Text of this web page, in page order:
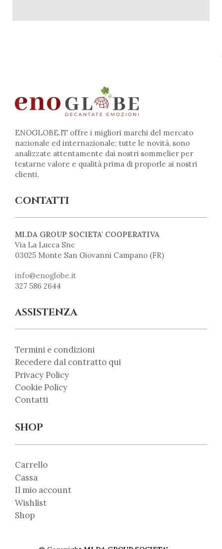
ENOGLOBE.IT offre i migliori marchi del mercato
nazionale ed internazionale; tutte le novità, sono
analizzate attentamente dai nostri sommelier per
testarne valore e qualità prima di proporle ai nostri
clienti.
CONTATTI
MI.DA GROUP SOCIETA' COOPERATIVA
Via La Lucca Snc
03025 Monte San Giovanni Campano (FR)
info@enoglobe.it
327 586 2644
ASSISTENZA
Termini e condizioni
Recedere dal contratto qui
Privacy Policy
Cookie Policy
Contatti
SHOP
Carrello
Cassa
Il mio account
Wishlist
Shop